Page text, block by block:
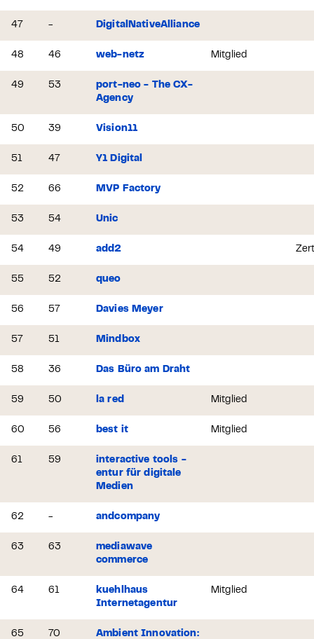
47 - DigitalNativeAlliance
48 46 web-netz Mitglied
49 53
port-neo - The CX-
Agency
50 39 Vision11
51 47 Y1 Digital
52 66 MVP Factory
53 54 Unic
54 49 add2
55 52 queo
56 57 Davies Meyer
57 51 Mindbox
58 36 Das Büro am Draht
59 50 la red Mitglied
60 56 best it Mitglied
61 59
interactive tools -
entur für digitale
Medien
62 - andcompany
63 63
mediawave
commerce
64 61
kuehlhaus
Internetagentur
Mitglied
65 70 Ambient Innovation: